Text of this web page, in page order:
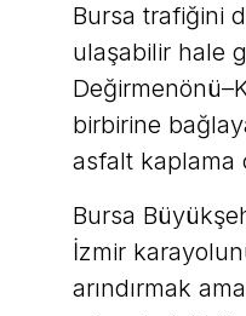
Bursa trafiğini
ulaşabilir hale
birbirine
asfalt kaplama
Bursa
İzmir
arındırmak